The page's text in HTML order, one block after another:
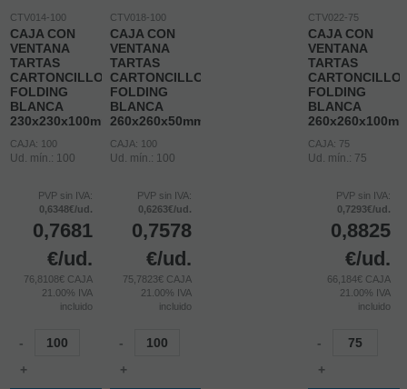
CTV014-100
CAJA CON
VENTANA
TARTAS
CARTONCILLO
FOLDING
BLANCA
230x230x100mm
CAJA: 100
Ud. mín.: 100
PVP sin IVA:
0,6348€/ud.
0,7681
€/ud.
76,8108€ CAJA
21.00% IVA
incluido
-
+
CTV018-100
CAJA CON
VENTANA
TARTAS
CARTONCILLO
FOLDING
BLANCA
260x260x50mm
CAJA: 100
Ud. mín.: 100
PVP sin IVA:
0,6263€/ud.
0,7578
€/ud.
75,7823€ CAJA
21.00% IVA
incluido
-
+
CTV022-75
CAJA CON
VENTANA
TARTAS
CARTONCILLO
FOLDING
BLANCA
CAJA: 75
Ud. mín.: 75
PVP sin IVA:
0,7293€/ud.
0,8825
€/ud.
66,184€ CAJA
21.00% IVA
incluido
-
+